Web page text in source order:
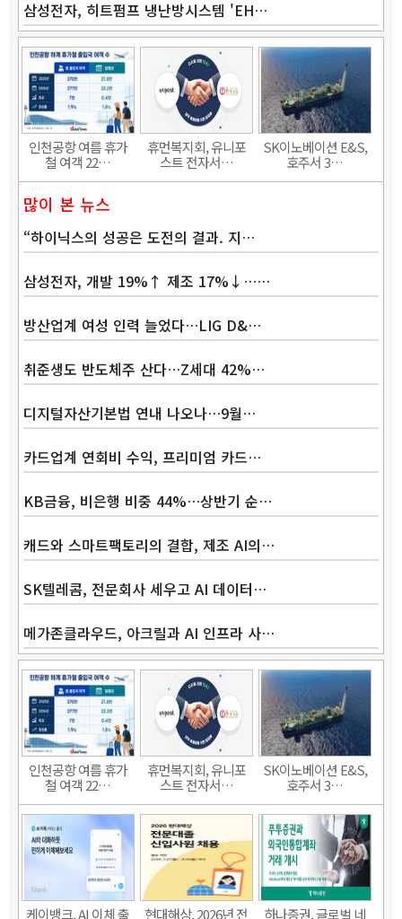
삼성전자, 히트펌프 냉난방시스템 'EH…
인천공항 여름 휴가
철 여객 22…
휴먼복지회, 유니포
스트 전자서…
SK이노베이션 E&S,
호주서 3…
많이 본 뉴스
“하이닉스의 성공은 도전의 결과. 지…
삼성전자, 개발 19%↑ 제조 17%↓……
방산업계 여성 인력 늘었다…LIG D&…
취준생도 반도체주 산다…Z세대 42%…
디지털자산기본법 연내 나오나…9월…
카드업계 연회비 수익, 프리미엄 카드…
KB금융, 비은행 비중 44%…상반기 순…
캐드와 스마트팩토리의 결합, 제조 AI의…
SK텔레콤, 전문회사 세우고 AI 데이터…
메가존클라우드, 아크릴과 AI 인프라 사…
인천공항 여름 휴가
철 여객 22…
휴먼복지회, 유니포
스트 전자서…
SK이노베이션 E&S,
호주서 3…
케이뱅크, AI 이체 출 현대해상, 2026년 전 하나증권, 글로벌 네